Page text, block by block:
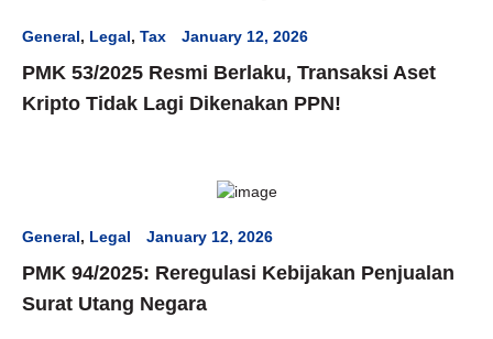
General, Legal, Tax January 12, 2026
PMK 53/2025 Resmi Berlaku, Transaksi Aset
Kripto Tidak Lagi Dikenakan PPN!
General, Legal January 12, 2026
PMK 94/2025: Reregulasi Kebijakan Penjualan
Surat Utang Negara